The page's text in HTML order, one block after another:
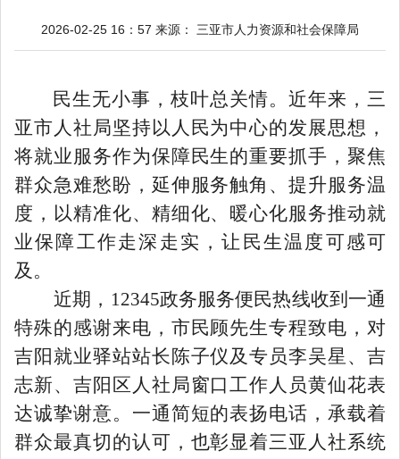
2026-02-25 16：57 来源： 三亚市人力资源和社会保障局
民生无小事，枝叶总关情。近年来，三
亚市人社局坚持以人民为中心的发展思想，
将就业服务作为保障民生的重要抓手，聚焦
群众急难愁盼，延伸服务触角、提升服务温
度，以精准化、精细化、暖心化服务推动就
业保障工作走深走实，让民生温度可感可
及。
近期，12345政务服务便民热线收到一通
特殊的感谢来电，市民顾先生专程致电，对
吉阳就业驿站站长陈子仪及专员李吴星、吉
志新、吉阳区人社局窗口工作人员黄仙花表
达诚挚谢意。一通简短的表扬电话，承载着
群众最真切的认可，也彰显着三亚人社系统